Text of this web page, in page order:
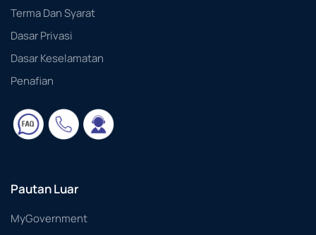
Terma Dan Syarat
Dasar Privasi
Dasar Keselamatan
Penafian
Pautan Luar
MyGovernment